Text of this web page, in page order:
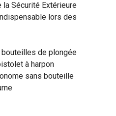
la Sécurité Extérieure
lors des
de plongée
à harpon
sans bouteille